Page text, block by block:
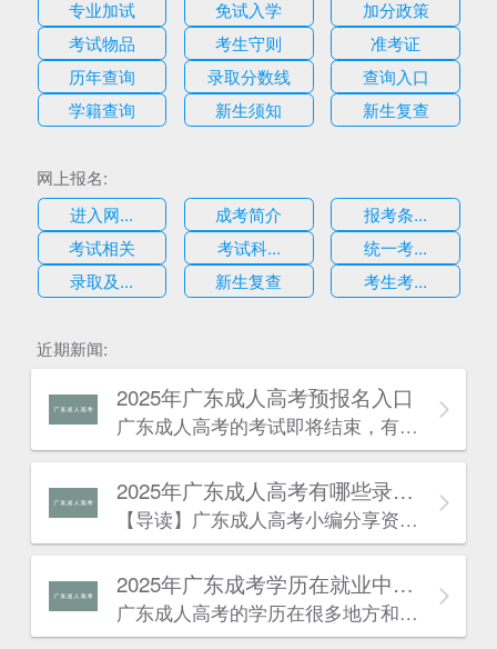
估
专业加试
免试入学
加分政策
考试物品
考生守则
准考证
历年查询
录取分数线
查询入口
学籍查询
新生须知 新生复查
网上报名:
进入网...
成考简介
报考条...
考试相关
考试科...
统一考...
录取及...
新生复查 考生考...
近期新闻:
2025年广东成人高考预报名入口
广东成人高考的考试即将结束，有一些考生可能因为某种原因忘记报考今年的广东成人高考，不过没有关系，因为考生也可以为明年的广东成人高考报名做好准备，考生可阅读本文了解详情：
2025年广东成人高考有哪些录取的流程？
【导读】广东成人高考​小编分享资讯：“2024年广东成人高考有哪些录取的流程?“相关内容。最近广东成人高考报名已经结束，广东成人高考考试也快开始了。许多同学对于广东成人高考有一些疑问，针对这些疑问，下面小编就来为大家解答一下，到底是怎么一回事呢?下面就一起来看看吧!
2025年广东成考学历在就业中有什么优势？
广东成人高考的学历在很多地方和普通成考的学历作用是一致的。以下是广东成考网为大家带来的“广东成考学历在就业中有什么优势”相关内容，详情如下：